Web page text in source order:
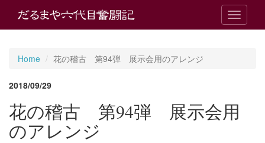
T
o
v
i
Home 花の稽古 第94弾 展示会用のアレンジ
2018/09/29
花の稽古 第94弾 展示会用
のアレンジ